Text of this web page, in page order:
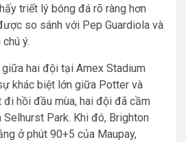
triết lý bóng đá rõ ràng hơn
so sánh với Pep Guardiola và
ý.
hai đội tại Amex Stadium
khác biệt lớn giữa Potter và
hồi đầu mùa, hai đội đã cầm
Selhurst Park. Khi đó, Brighton
ở phút 90+5 của Maupay,